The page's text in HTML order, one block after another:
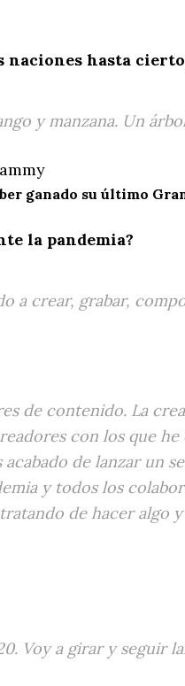
naciones hasta
y manzana. Un
ganado su último
la pandemia?
crear, grabar,
de contenido. La
con los que
de lanzar un
y todos los
de hacer
Voy a girar y seguir